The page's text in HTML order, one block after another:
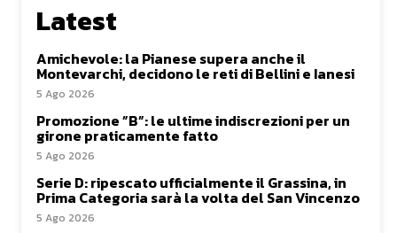
Latest
Amichevole: la Pianese supera anche il
Montevarchi, decidono le reti di Bellini e Ianesi
5 Ago 2026
Promozione ”B”: le ultime indiscrezioni per un
girone praticamente fatto
5 Ago 2026
Serie D: ripescato ufficialmente il Grassina, in
Prima Categoria sarà la volta del San Vincenzo
5 Ago 2026